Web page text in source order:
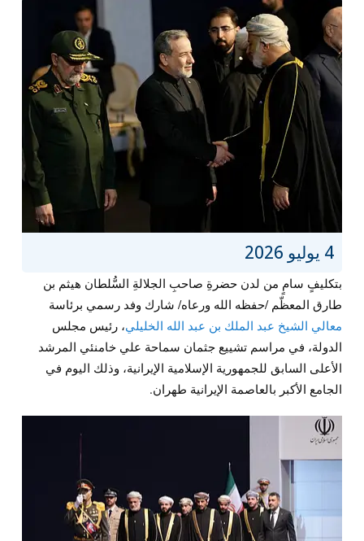
4 يوليو 2026
بتكليفٍ سامٍ من لدن حضرةِ صاحبِ الجلالةِ السُّلطان هيثم بن
طارق المعظّم /حفظه الله ورعاه/ شارك وفد رسمي برئاسة
معالي الشيخ عبد الملك بن عبد الله الخليلي، رئيس مجلس
الدولة، في مراسم تشييع جثمان سماحة علي خامنئي المرشد
الأعلى السابق للجمهورية الإسلامية الإيرانية، وذلك اليوم في
الجامع الأكبر بالعاصمة الإيرانية طهران.